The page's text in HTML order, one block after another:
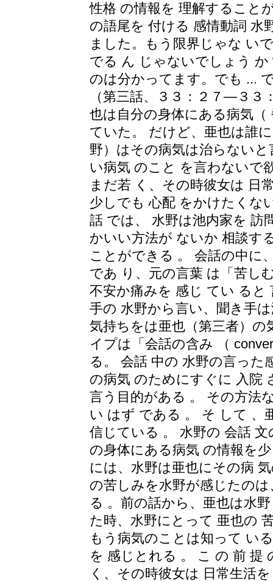
性格 の情報を 理解すること
の語尾を 付ける 感情動詞 水
ました。もう限界じゃな い
でる ん じゃないでしょう
のは分かってます。でも ...
（第三話、３３：２７―３
也は自分の身体にある病気
ていた。 だけど、亜也は誰
野）はその病気は治らない
い病気 のこと を言わないで
まだ若 く、その時彼女は 日
少しでも 心配 をかけたくな
話 では、 水野は池内家を 訪
かいい方法が ないか 相談す
ことができる 。 会話の中に
であ り、元の言葉 は「苦し
不安か痛みを 感じ てい ると
手の 水野から言い、聞き手
気持ちをは亜也（第三者）
イプは「会話の含み （
る。 会話 中の 水野の言った
の病気 のためにすぐに 入院
言う目的がある 。 その方法
い はず である 。 そ して 、
信じている 。 水野の 会話
の身体にある病気 の情報を
には、水野は亜也にその病
の苦しみを水野が感じたの
る 。前の話から、亜也は水
た時、水野にとって 亜也の
もう病気のことは知って い
を 感じとれる 。 こ の 前 提
く、その時彼女は 日常生活